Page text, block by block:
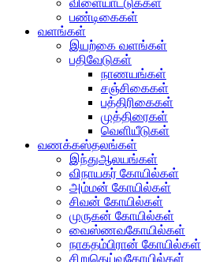
விளையாட்டுக்கள்
பண்டிகைகள்
வளங்கள்
இயற்கை வளங்கள்
பதிவேடுகள்
நாணயங்கள்
சஞ்சிகைகள்
பத்திரிகைகள்
முத்திரைகள்
வெளியீடுகள்
வணக்கஸ்தலங்கள்
இந்துஆலயங்கள்
விநாயகர் கோயில்கள்
அம்மன் கோயில்கள்
சிவன் கோயில்கள்
முருகன் கோயில்கள்
வைஸ்ணவகோயில்கள்
நாகதம்பிரான் கோயில்கள்
சிறுதெய்வகோயில்கள்